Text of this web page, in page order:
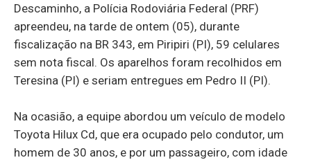
Descaminho, a Polícia Rodoviária Federal (PRF)
apreendeu, na tarde de ontem (05), durante
fiscalização na BR 343, em Piripiri (PI), 59 celulares
sem nota fiscal. Os aparelhos foram recolhidos em
Teresina (PI) e seriam entregues em Pedro II (PI).
Na ocasião, a equipe abordou um veículo de modelo
Toyota Hilux Cd, que era ocupado pelo condutor, um
homem de 30 anos, e por um passageiro, com idade